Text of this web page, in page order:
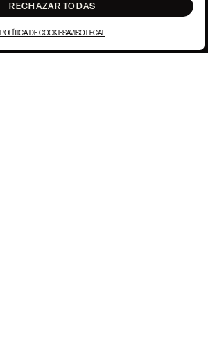
RECHAZAR TODAS
POLÍTICA DE COOKIESAVISO LEGAL